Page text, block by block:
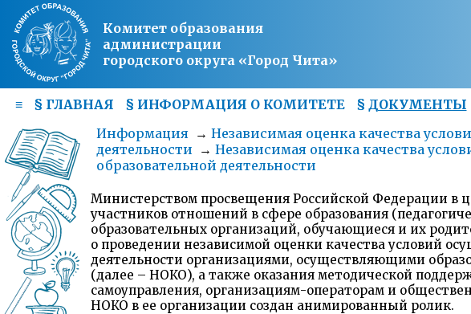
Комитет образования
администрации
городского округа «Город Чита»
≡ § ГЛАВНАЯ § ИНФОРМАЦИЯ О КОМИТЕТЕ § ДОКУМЕНТЫ
Информация → Независимая оценка качества
деятельности → Независимая оценка качества
образовательной деятельности
Министерством просвещения Российской Федерации в
участников отношений в сфере образования
образовательных организаций, обучающиеся и их
о проведении независимой оценки качества условий
деятельности организациями, осуществляющими
(далее – НОКО), а также оказания методической
самоуправления, организациям-операторам и
НОКО в ее организации создан анимированный ролик.